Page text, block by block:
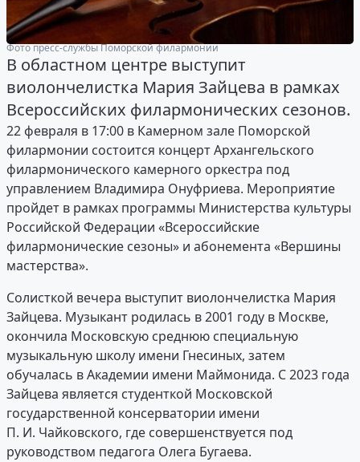
Фото пресс-службы Поморской филармонии
В областном центре выступит
виолончелистка Мария Зайцева в рамках
Всероссийских филармонических сезонов.
22 февраля в 17:00 в Камерном зале Поморской
филармонии состоится концерт Архангельского
филармонического камерного оркестра под
управлением Владимира Онуфриева. Мероприятие
пройдет в рамках программы Министерства культуры
Российской Федерации «Всероссийские
филармонические сезоны» и абонемента «Вершины
мастерства».
Солисткой вечера выступит виолончелистка Мария
Зайцева. Музыкант родилась в 2001 году в Москве,
окончила Московскую среднюю специальную
музыкальную школу имени Гнесиных, затем
обучалась в Академии имени Маймонида. С 2023 года
Зайцева является студенткой Московской
государственной консерватории имени
П. И. Чайковского, где совершенствуется под
руководством педагога Олега Бугаева.